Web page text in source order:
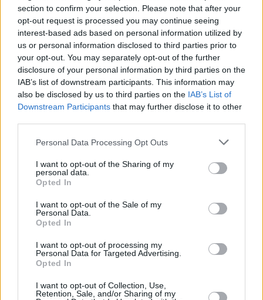
section to confirm your selection. Please note that after your
opt-out request is processed you may continue seeing
interest-based ads based on personal information utilized by
us or personal information disclosed to third parties prior to
your opt-out. You may separately opt-out of the further
disclosure of your personal information by third parties on the
IAB’s list of downstream participants. This information may
also be disclosed by us to third parties on the IAB’s List of
Downstream Participants that may further disclose it to other
Personal Data Processing Opt Outs
I want to opt-out of the Sharing of my
personal data.
Opted In
I want to opt-out of the Sale of my
Personal Data.
Opted In
I want to opt-out of processing my
Personal Data for Targeted Advertising.
Opted In
I want to opt-out of Collection, Use,
Retention, Sale, and/or Sharing of my